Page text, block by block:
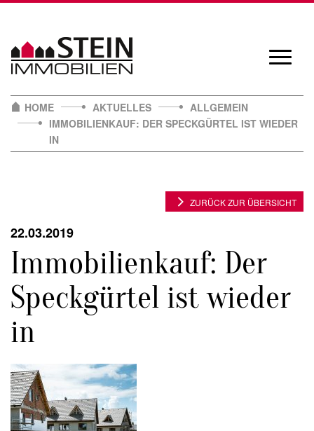
content
HOME
AKTUELLES
ALLGEMEIN
IMMOBILIENKAUF: DER SPECKGÜRTEL IST WIEDER
IN
22.03.2019
Immobilienkauf: Der
Speckgürtel ist wieder
in
ZURÜCK ZUR ÜBERSICHT